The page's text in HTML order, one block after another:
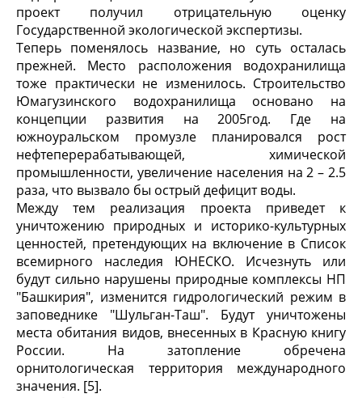
проект получил отрицательную оценку
Государственной экологической экспертизы.
Теперь поменялось название, но суть осталась
прежней. Место расположения водохранилища
тоже практически не изменилось. Строительство
Юмагузинского водохранилища основано на
концепции развития на 2005год. Где на
южноуральском промузле планировался рост
нефтеперерабатывающей, химической
промышленности, увеличение населения на 2 – 2.5
раза, что вызвало бы острый дефицит воды.
Между тем реализация проекта приведет к
уничтожению природных и историко-культурных
ценностей, претендующих на включение в Список
всемирного наследия ЮНЕСКО. Исчезнуть или
будут сильно нарушены природные комплексы НП
"Башкирия", изменится гидрологический режим в
заповеднике "Шульган-Таш". Будут уничтожены
места обитания видов, внесенных в Красную книгу
России. На затопление обречена
орнитологическая территория международного
значения. [5].